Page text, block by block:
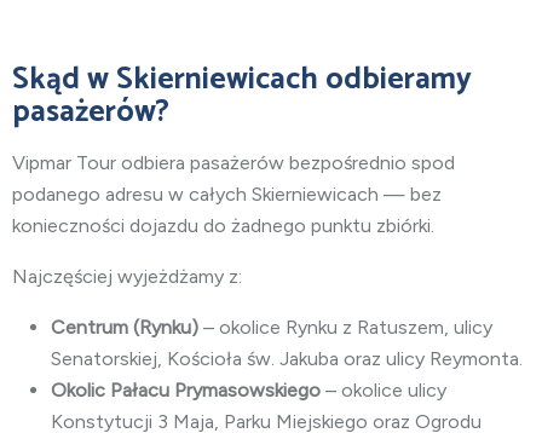
Skąd w Skierniewicach odbieramy
pasażerów?
Vipmar Tour odbiera pasażerów bezpośrednio spod
podanego adresu w całych Skierniewicach — bez
konieczności dojazdu do żadnego punktu zbiórki.
Najczęściej wyjeżdżamy z:
Centrum (Rynku) – okolice Rynku z Ratuszem, ulicy
Senatorskiej, Kościoła św. Jakuba oraz ulicy Reymonta.
Okolic Pałacu Prymasowskiego – okolice ulicy
Konstytucji 3 Maja, Parku Miejskiego oraz Ogrodu